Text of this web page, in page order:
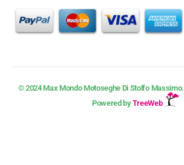
© 2024 Max Mondo Motoseghe Di Stolfo Massimo.
Powered byTreeWeb